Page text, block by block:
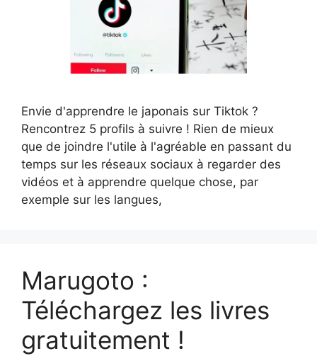
Envie d'apprendre le japonais sur Tiktok ?
Rencontrez 5 profils à suivre ! Rien de mieux
que de joindre l'utile à l'agréable en passant du
temps sur les réseaux sociaux à regarder des
vidéos et à apprendre quelque chose, par
exemple sur les langues,
Marugoto :
Téléchargez les livres
gratuitement !